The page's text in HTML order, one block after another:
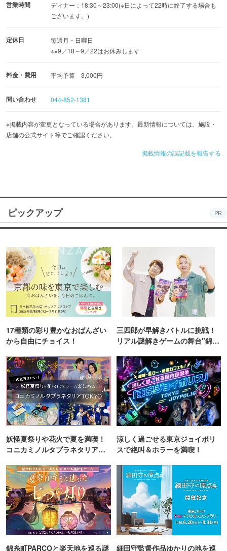
営業時間
ディナー：18:30～23:00(※日によって22時に終了する場合も
ございます。)
定休日
毎週月・日曜日
※※9／18～9／22はお休みします
料金・費用 平均予算 3,000円
問い合わせ 044-852-1381
※掲載内容が変更となっている場合があります。最新情報については、施設・
店舗の公式サイト等でご確認ください。
掲載情報の誤記載を報告する
ピックアップ PR
17種類の彩り豊かなおばんざい
から自由にチョイス！
三四郎が早解きバトルに挑戦！
リアル謎解きゲームの舞台"錦糸
妖怪夏祭りや花火で夏を満喫！
コニカミノルタプラネタリア
涼しく過ごせる東京ジョイポリ
スで絶叫＆ホラーを満喫！
錦糸町PARCOと楽天地を巡る謎 細田守監督作品ゆかりの地を巡